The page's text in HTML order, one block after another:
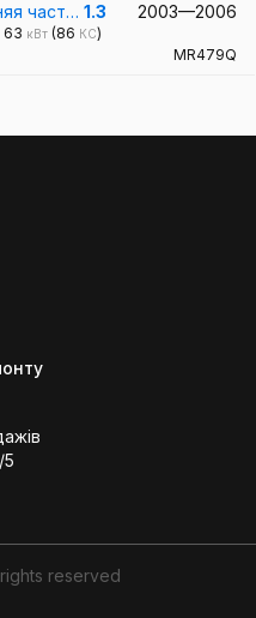
част… 1.3 2003—2006
63 кВт (86 КС)
MR479Q
reserved